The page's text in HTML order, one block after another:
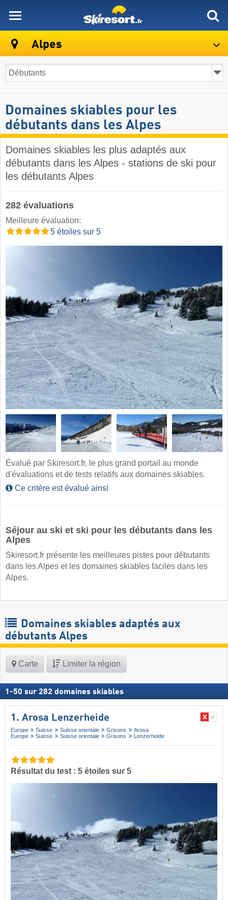
Alpes
Domaines skiables pour les
débutants dans les Alpes
Domaines skiables les plus adaptés aux
débutants dans les Alpes - stations de ski pour
les débutants Alpes
282 évaluations
Meilleure évaluation:
5 étoiles sur 5
Évalué par Skiresort.fr, le plus grand portail au monde
d'évaluations et de tests relatifs aux domaines skiables.
Ce critère est évalué ainsi
Séjour au ski et ski pour les débutants dans les
Alpes
Skiresort.fr présente les meilleures pistes pour débutants
dans les Alpes et les domaines skiables faciles dans les
Alpes.
Domaines skiables adaptés aux
débutants Alpes
Carte Limiter la région
1 -50 sur 282 domaines skiables
1. Arosa Lenzerheide
Europe Suisse Suisse orientale Grisons
Arosa
Europe
Suisse Suisse orientale Grisons Lenzerheide
Résultat du test : 5 étoiles sur 5